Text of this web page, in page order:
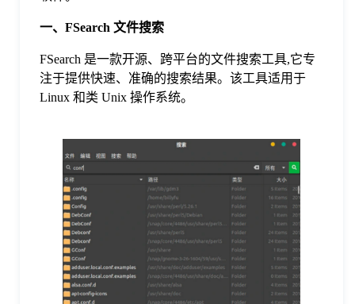
见
一、FSearch 文件搜索
FSearch 是一款开源、跨平台的文件搜索工具,它专
注于提供快速、准确的搜索结果。该工具适用于
Linux 和类 Unix 操作系统。